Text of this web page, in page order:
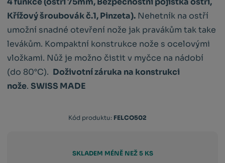
Křížový šroubovák č.1, Pinzeta). Nehetník na ostří
umožní snadné otevření nože jak pravákům tak take
levákům. Kompaktní konstrukce nože s ocelovými
vložkami. Nůž je možno čistit v myčce na nádobí
(do 80°C). Doživotní záruka na konstrukci
nože.SWISS MADE
Kód produktu: FELCO502
SKLADEM MÉNĚ NEŽ 5 KS